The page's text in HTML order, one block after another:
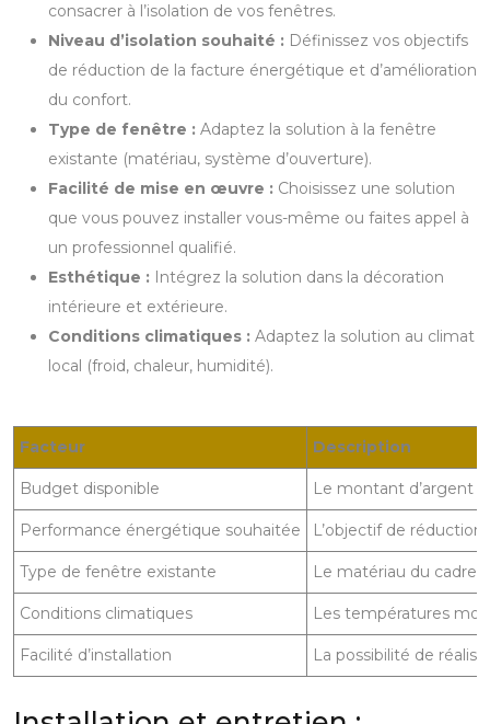
consacrer à l’isolation de vos fenêtres.
Niveau d’isolation souhaité : Définissez vos objectifs
de réduction de la facture énergétique et d’amélioration
du confort.
Type de fenêtre : Adaptez la solution à la fenêtre
existante (matériau, système d’ouverture).
Facilité de mise en œuvre : Choisissez une solution
que vous pouvez installer vous-même ou faites appel à
un professionnel qualifié.
Esthétique : Intégrez la solution dans la décoration
intérieure et extérieure.
Conditions climatiques : Adaptez la solution au climat
local (froid, chaleur, humidité).
Facteur Description
Budget disponible Le montant d’argent
Performance énergétique souhaitée L’objectif de
Type de fenêtre existante Le matériau du cadre,
Conditions climatiques Les températures
Facilité d’installation La possibilité de